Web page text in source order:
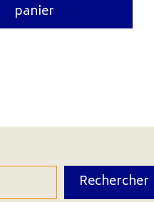
panier
Rechercher